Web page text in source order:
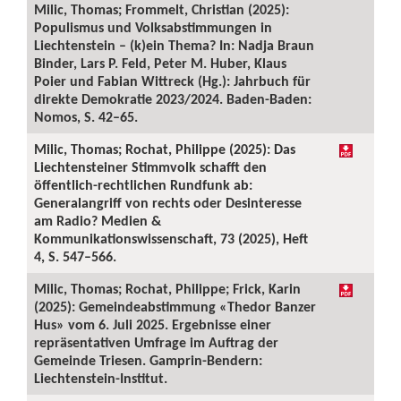
Milic, Thomas; Frommelt, Christian (2025):
Populismus und Volksabstimmungen in
Liechtenstein – (k)ein Thema? In: Nadja Braun
Binder, Lars P. Feld, Peter M. Huber, Klaus
Poier und Fabian Wittreck (Hg.): Jahrbuch für
direkte Demokratie 2023/2024. Baden-Baden:
Nomos, S. 42–65.
Milic, Thomas; Rochat, Philippe (2025): Das
Liechtensteiner Stimmvolk schafft den
öffentlich-rechtlichen Rundfunk ab:
Generalangriff von rechts oder Desinteresse
am Radio? Medien &
Kommunikationswissenschaft, 73 (2025), Heft
4, S. 547–566.
Milic, Thomas; Rochat, Philippe; Frick, Karin
(2025): Gemeindeabstimmung «Thedor Banzer
Hus» vom 6. Juli 2025. Ergebnisse einer
repräsentativen Umfrage im Auftrag der
Gemeinde Triesen. Gamprin-Bendern:
Liechtenstein-Institut.